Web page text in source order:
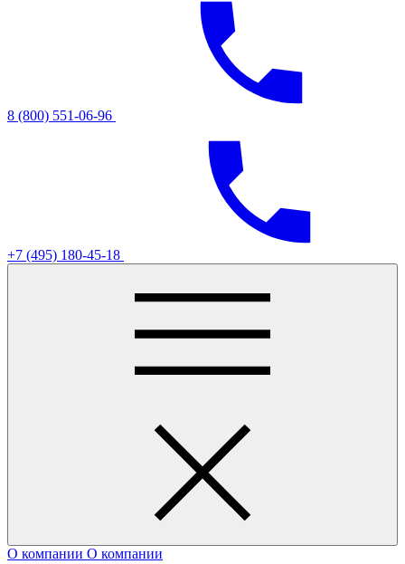
8 (800) 551-06-96
+7 (495) 180-45-18
О компании О компании